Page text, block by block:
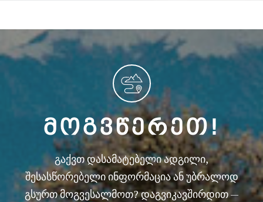
ᲛᲝᲒᲕᲬᲔᲠᲔᲗ!
გაქვთ დასამატებელი ადგილი,
შესასწორებელი ინფორმაცია ან უბრალოდ
გსურთ მოგვესალმოთ? დაგვიკავშირდით —